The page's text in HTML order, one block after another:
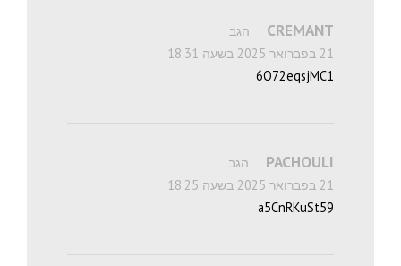
CREMANT
הגב
21 בפברואר 2025 בשעה 18:31
6O72eqsjMC1
PACHOULI
הגב
21 בפברואר 2025 בשעה 18:25
a5CnRKuSt59